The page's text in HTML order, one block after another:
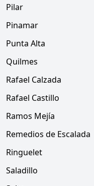
Pilar
Pinamar
Punta Alta
Quilmes
Rafael Calzada
Rafael Castillo
Ramos Mejía
Remedios de Escalada
Ringuelet
Saladillo